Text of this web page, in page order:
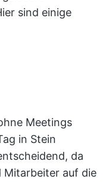
sind einige
Meetings
in Stein
da
Mitarbeiter auf die